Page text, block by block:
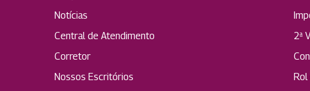
Notícias
Central de Atendimento
Corretor
Nossos Escritórios
2ª
Rol